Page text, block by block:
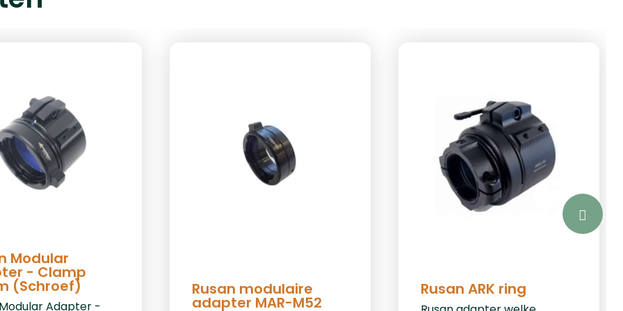
Modular
- Clamp
(Schroef)
Adapter -
Rusan modulaire
adapter MAR-M52
Rusan ARK ring